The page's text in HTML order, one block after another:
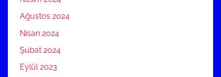
Ağustos 2024
Nisan 2024
Şubat 2024
Eylül 2023